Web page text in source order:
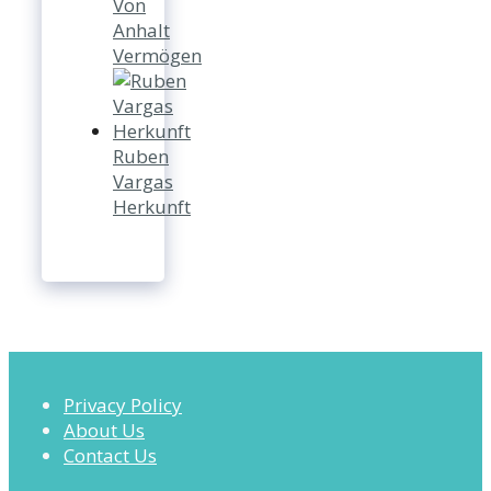
Von
Anhalt
Vermögen
Ruben
Vargas
Herkunft
Privacy Policy
About Us
Contact Us